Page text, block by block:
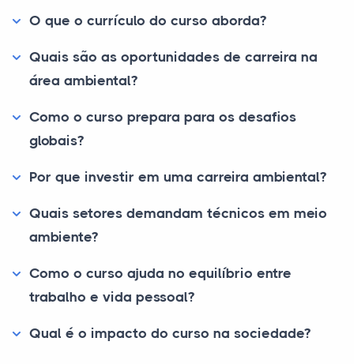
O que o currículo do curso aborda?
Quais são as oportunidades de carreira na
área ambiental?
Como o curso prepara para os desafios
globais?
Por que investir em uma carreira ambiental?
Quais setores demandam técnicos em meio
ambiente?
Como o curso ajuda no equilíbrio entre
trabalho e vida pessoal?
Qual é o impacto do curso na sociedade?